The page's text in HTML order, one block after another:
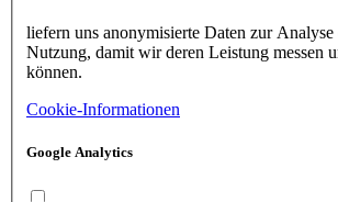
liefern uns anonymisierte Daten zur Analyse
Nutzung, damit wir deren Leistung messen
können.
Cookie-Informationen
Google Analytics